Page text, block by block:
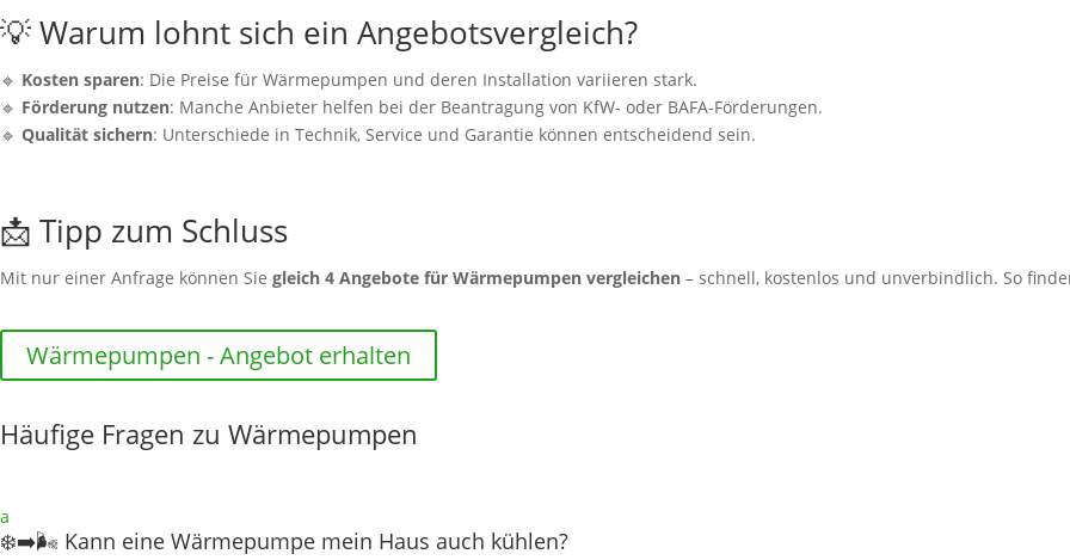
💡 Warum lohnt sich ein Angebotsvergleich?
🔹 Kosten sparen: Die Preise für Wärmepumpen und deren Installation variieren stark.
🔹 Förderung nutzen: Manche Anbieter helfen bei der Beantragung von KfW- oder BAFA-Förderungen.
🔹 Qualität sichern: Unterschiede in Technik, Service und Garantie können entscheidend sein.
📩 Tipp zum Schluss
Mit nur einer Anfrage können Sie gleich 4 Angebote für Wärmepumpen vergleichen – schnell, kostenlos und unverbindlich. So
Wärmepumpen - Angebot erhalten
Häufige Fragen zu Wärmepumpen
a
❄️➡️🌬️ Kann eine Wärmepumpe mein Haus auch kühlen?